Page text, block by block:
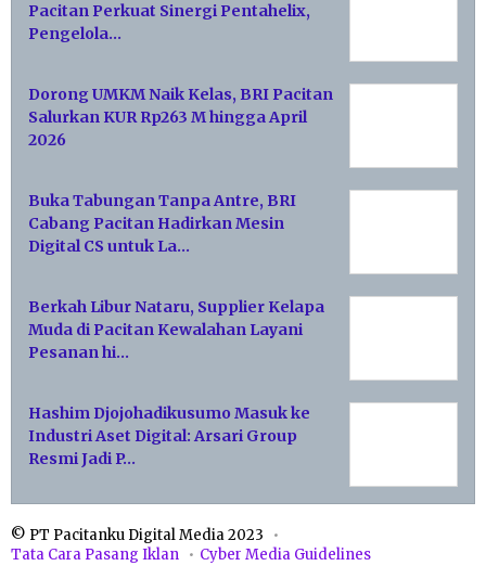
Pacitan Perkuat Sinergi Pentahelix,
Pengelola…
Dorong UMKM Naik Kelas, BRI Pacitan
Salurkan KUR Rp263 M hingga April
2026
Buka Tabungan Tanpa Antre, BRI
Cabang Pacitan Hadirkan Mesin
Digital CS untuk La…
Berkah Libur Nataru, Supplier Kelapa
Muda di Pacitan Kewalahan Layani
Pesanan hi…
Hashim Djojohadikusumo Masuk ke
Industri Aset Digital: Arsari Group
Resmi Jadi P…
© PT Pacitanku Digital Media 2023
Tata Cara Pasang Iklan
Cyber Media Guidelines